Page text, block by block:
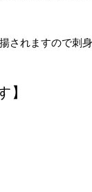
されますので刺
】